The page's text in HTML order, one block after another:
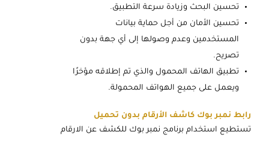
تحسين البحث وزيادة سرعة التطبيق.
تحسين الأمان من أجل حماية بيانات
المستخدمين وعدم وصولها إلى أي جهة بدون
تصريح.
تطبيق الهاتف المحمول والذي تم إطلاقه مؤخرًا
ويعمل على جميع الهواتف المحمولة.
رابط نمبر بوك كاشف الأرقام بدون تحميل
تستطيع استخدام برنامج نمبر بوك للكشف عن الارقام